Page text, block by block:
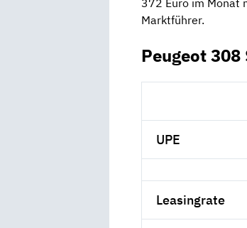
Marktführer.
Peugeot
UPE
Leasingrate